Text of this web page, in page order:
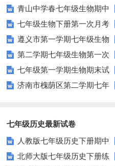
青山中学春七年级生物期中
试卷及答案
七年级生物下册第一次月考
试题遵义市第一学期七年级生物
期末练习题(一)
第二学期七年级生物第一次
月考考试试卷
七年级第一学期生物期末试
题及答案
济南市槐荫区第二学期七年
七年级历史最新试卷
人教版七年级历史下册期中
试卷及答案
北师大版七年级历史下册练